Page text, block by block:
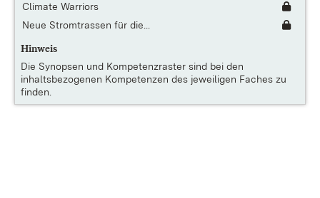
Climate Warriors
Neue Stromtrassen für die...
Hinweis
Die Synopsen und Kompetenzraster sind bei den
inhaltsbezogenen Kompetenzen des jeweiligen Faches zu
finden.